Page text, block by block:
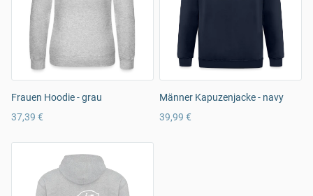
Frauen Hoodie - grau
37,39 €
Männer Kapuzenjacke - navy
39,99 €